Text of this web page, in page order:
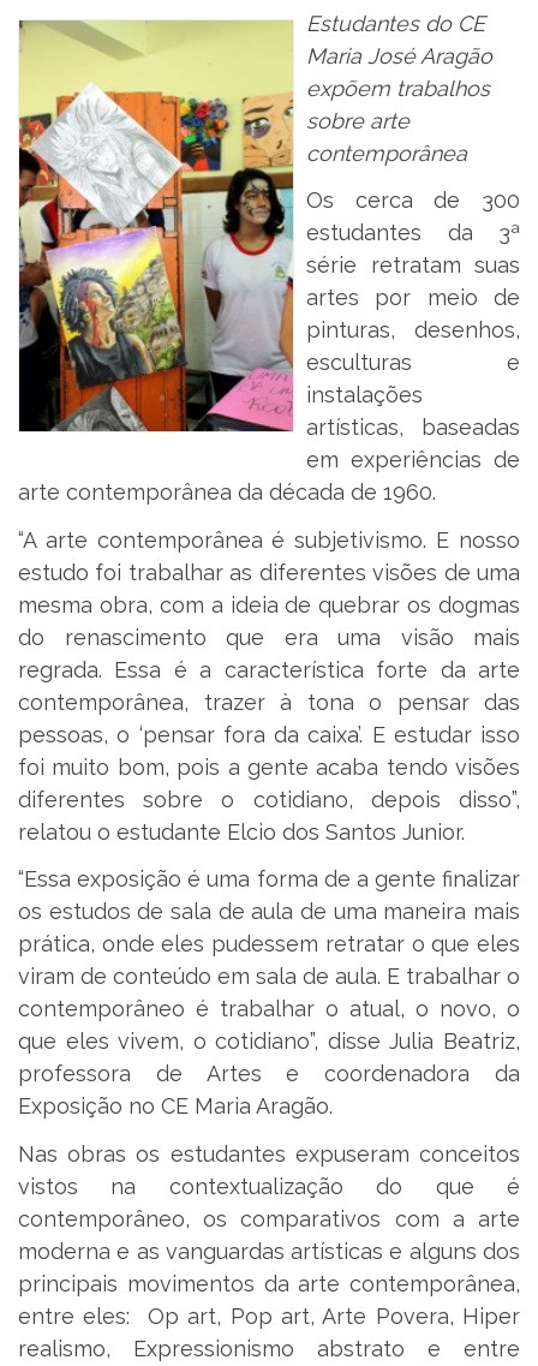
Estudantes do CE
Maria José Aragão
expõem trabalhos
sobre arte
contemporânea
Os cerca de 300
estudantes da 3ª
série retratam suas
artes por meio de
pinturas, desenhos,
esculturas e
instalações
artísticas, baseadas
em experiências de
arte contemporânea da década de 1960.
“A arte contemporânea é subjetivismo. E nosso
estudo foi trabalhar as diferentes visões de uma
mesma obra, com a ideia de quebrar os dogmas
do renascimento que era uma visão mais
regrada. Essa é a característica forte da arte
contemporânea, trazer à tona o pensar das
pessoas, o ‘pensar fora da caixa’. E estudar isso
foi muito bom, pois a gente acaba tendo visões
diferentes sobre o cotidiano, depois disso”,
relatou o estudante Elcio dos Santos Junior.
“Essa exposição é uma forma de a gente finalizar
os estudos de sala de aula de uma maneira mais
prática, onde eles pudessem retratar o que eles
viram de conteúdo em sala de aula. E trabalhar o
contemporâneo é trabalhar o atual, o novo, o
que eles vivem, o cotidiano”, disse Julia Beatriz,
professora de Artes e coordenadora da
Exposição no CE Maria Aragão.
Nas obras os estudantes expuseram conceitos
vistos na contextualização do que é
contemporâneo, os comparativos com a arte
moderna e as vanguardas artísticas e alguns dos
principais movimentos da arte contemporânea,
entre eles: Op art, Pop art, Arte Povera, Hiper
realismo, Expressionismo abstrato e entre